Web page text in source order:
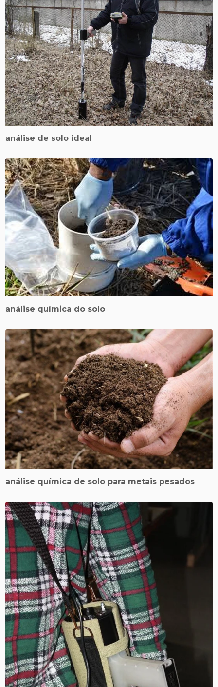
análise de solo ideal
análise química do solo
análise química de solo para metais pesados